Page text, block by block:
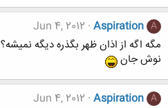
A
Aspiration
Jun 4, 2012
مگه اگه از اذان ظهر بگذره دیگه نمیشه؟
نوش جان
A
Aspiration
Jun 4, 2012